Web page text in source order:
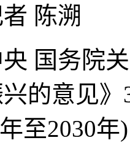
陈溯
务院关
的意见
至2030